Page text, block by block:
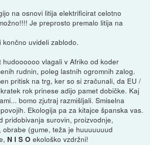
na osnovi litija elektrificirat celotno
Je preprosto premalo litija na
uvideli zablodo.
hudoooooo vlagali v Afriko od koder
rudnin, poleg lastnih ogromnih zalog.
pritisk na trg, ker so si zračunali, da EU /
rok prinese adijo pamet dobičke. Kaj
bomo zjutraj razmišljali. Smiselna
Ekologija pa za kitajce španska vas.
pridobivanja surovin, proizvodnje,
(gume, teža je huuuuuuud
N I S O ekološko vzdržni!